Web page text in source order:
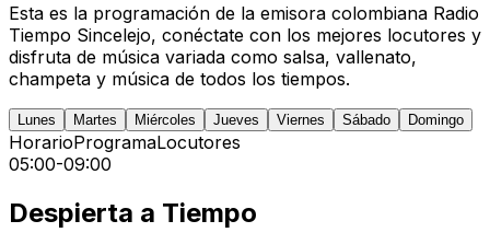
Esta es la programación de la emisora colombiana Radio
Tiempo Sincelejo, conéctate con los mejores locutores y
disfruta de música variada como salsa, vallenato,
champeta y música de todos los tiempos.
Lunes Martes Miércoles Jueves Viernes Sábado Domingo
HorarioProgramaLocutores
05:00-09:00
Despierta a Tiempo